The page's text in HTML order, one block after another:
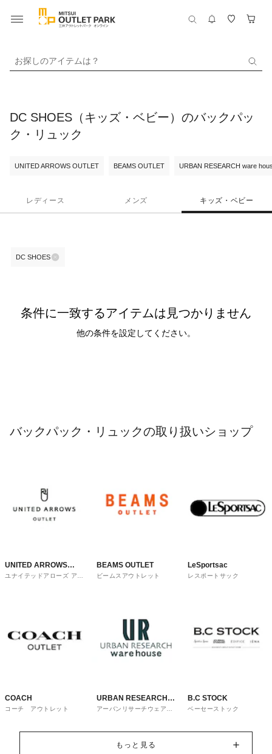
お探しのアイテムは？
DC SHOES（キッズ・ベビー）のバックパッ
ク・リュック
UNITED ARROWS OUTLET BEAMS OUTLET URBAN RESEARCH ware
レディース メンズ キッズ・ベビー
DC SHOES
条件に一致するアイテムは見つかりません
他の条件を設定してください。
バックパック・リュックの取り扱いショップ
UNITED ARROWS
OUTLET
ユナイテッドアローズ アウ
BEAMS OUTLET
ビームスアウトレット
LeSportsac
レスポートサック
COACH
コーチ アウトレット
URBAN RESEARCH
ware house
アーバンリサーチウェアハ
B.C STOCK
ベーセーストック
もっと見る